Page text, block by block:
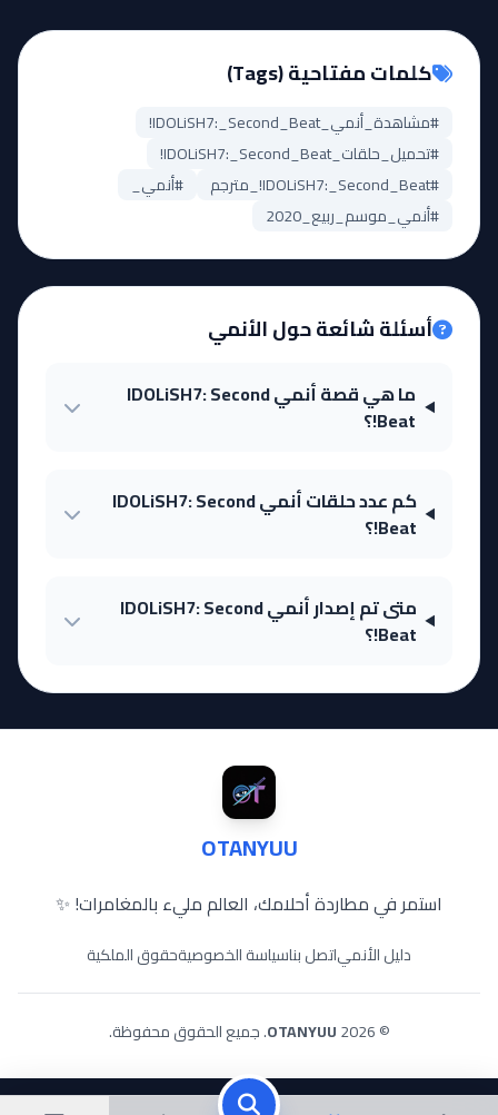
كلمات مفتاحية (Tags)
#مشاهدة_أنمي_IDOLiSH7:_Second_Beat!
#تحميل_حلقات_IDOLiSH7:_Second_Beat!
#IDOLiSH7:_Second_Beat!_مترجم
#أنمي_
#أنمي_موسم_ربيع_2020
أسئلة شائعة حول الأنمي
ما هي قصة أنمي IDOLiSH7: Second
Beat!؟
كم عدد حلقات أنمي IDOLiSH7: Second
Beat!؟
متى تم إصدار أنمي IDOLiSH7: Second
Beat!؟
OTANYUU
استمر في مطاردة أحلامك، العالم مليء بالمغامرات! ✨
دليل الأنمياتصل بناسياسة الخصوصيةحقوق الملكية
© 2026
OTANYUU. جميع الحقوق محفوظة.